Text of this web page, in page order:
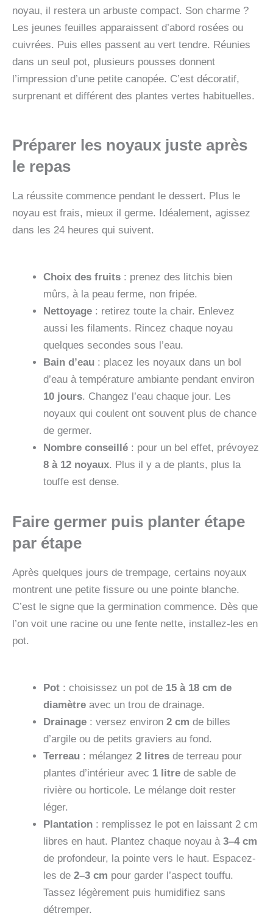
noyau, il restera un arbuste compact. Son charme ?
Les jeunes feuilles apparaissent d’abord rosées ou
cuivrées. Puis elles passent au vert tendre. Réunies
dans un seul pot, plusieurs pousses donnent
l’impression d’une petite canopée. C’est décoratif,
surprenant et différent des plantes vertes habituelles.
Préparer les noyaux juste après
le repas
La réussite commence pendant le dessert. Plus le
noyau est frais, mieux il germe. Idéalement, agissez
dans les 24 heures qui suivent.
Choix des fruits : prenez des litchis bien
mûrs, à la peau ferme, non fripée.
Nettoyage : retirez toute la chair. Enlevez
aussi les filaments. Rincez chaque noyau
quelques secondes sous l’eau.
Bain d’eau : placez les noyaux dans un bol
d’eau à température ambiante pendant environ
10 jours. Changez l’eau chaque jour. Les
noyaux qui coulent ont souvent plus de chance
de germer.
Nombre conseillé : pour un bel effet, prévoyez
8 à 12 noyaux. Plus il y a de plants, plus la
touffe est dense.
Faire germer puis planter étape
par étape
Après quelques jours de trempage, certains noyaux
montrent une petite fissure ou une pointe blanche.
C’est le signe que la germination commence. Dès que
l’on voit une racine ou une fente nette, installez-les en
pot.
Pot : choisissez un pot de 15 à 18 cm de
diamètre avec un trou de drainage.
Drainage : versez environ 2 cm de billes
d’argile ou de petits graviers au fond.
Terreau : mélangez 2 litres de terreau pour
plantes d’intérieur avec 1 litre de sable de
rivière ou horticole. Le mélange doit rester
léger.
Plantation : remplissez le pot en laissant 2 cm
libres en haut. Plantez chaque noyau à 3–4 cm
de profondeur, la pointe vers le haut. Espacez-
les de 2–3 cm pour garder l’aspect touffu.
Tassez légèrement puis humidifiez sans
détremper.